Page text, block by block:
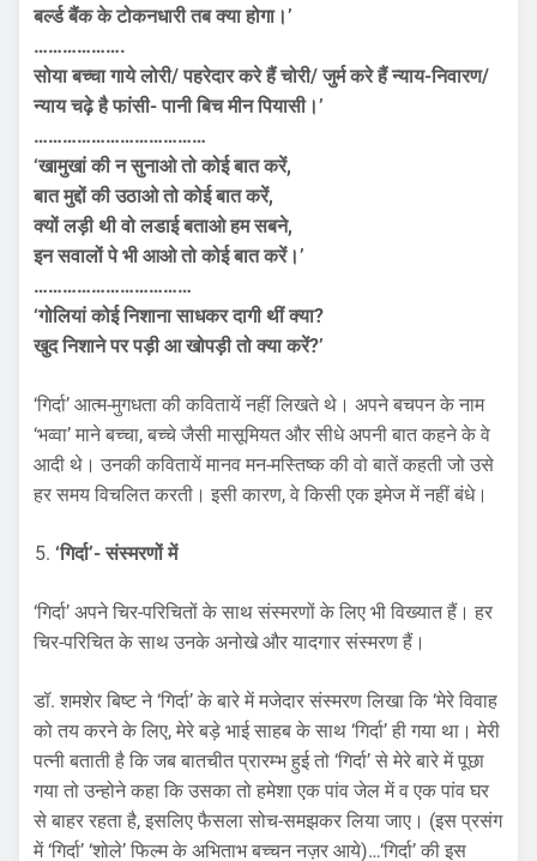
बर्ल्ड बैंक के टोकनधारी तब क्या होगा।’
……………….
सोया बच्चा गाये लोरी/ पहरेदार करे हैं चोरी/ जुर्म करे हैं न्याय-निवारण/
न्याय चढ़े है फांसी- पानी बिच मीन पियासी।’
………………………………
‘खामुखां की न सुनाओ तो कोई बात करें,
बात मुद्दों की उठाओ तो कोई बात करें,
क्यों लड़ी थी वो लडाई बताओ हम सबने,
इन सवालों पे भी आओ तो कोई बात करें।’
……………………………
‘गोलियां कोई निशाना साधकर दागी थीं क्या?
खुद निशाने पर पड़ी आ खोपड़ी तो क्या करें?’
‘गिर्दा’ आत्म-मुगधता की कवितायें नहीं लिखते थे। अपने बचपन के नाम
‘भव्वा’ माने बच्चा, बच्चे जैसी मासूमियत और सीधे अपनी बात कहने के वे
आदी थे। उनकी कवितायें मानव मन-मस्तिष्क की वो बातें कहती जो उसे
हर समय विचलित करती। इसी कारण, वे किसी एक इमेज में नहीं बंधे।
‘गिर्दा’- संस्मरणों में
‘गिर्दा’ अपने चिर-परिचितों के साथ संस्मरणों के लिए भी विख्यात हैं। हर
चिर-परिचित के साथ उनके अनोखे और यादगार संस्मरण हैं।
डॉ. शमशेर बिष्ट ने ‘गिर्दा’ के बारे में मजेदार संस्मरण लिखा कि ‘मेरे विवाह
को तय करने के लिए, मेरे बड़े भाई साहब के साथ ‘गिर्दा’ ही गया था। मेरी
पत्नी बताती है कि जब बातचीत प्रारम्भ हुई तो ‘गिर्दा’ से मेरे बारे में पूछा
गया तो उन्होने कहा कि उसका तो हमेशा एक पांव जेल में व एक पांव घर
से बाहर रहता है, इसलिए फैसला सोच-समझकर लिया जाए। (इस प्रसंग
में ‘गिर्दा’ ‘शोले’ फिल्म के अभिताभ बच्चन नज़र आये)…‘गिर्दा’ की इस